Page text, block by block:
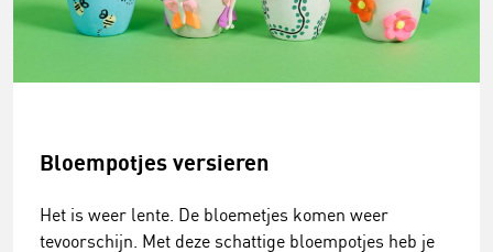
Bloempotjes versieren
Het is weer lente. De bloemetjes komen weer
tevoorschijn. Met deze schattige bloempotjes heb je